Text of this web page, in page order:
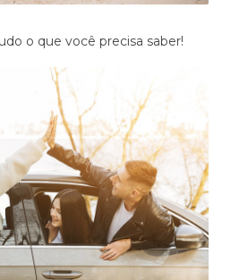
o que você precisa saber!